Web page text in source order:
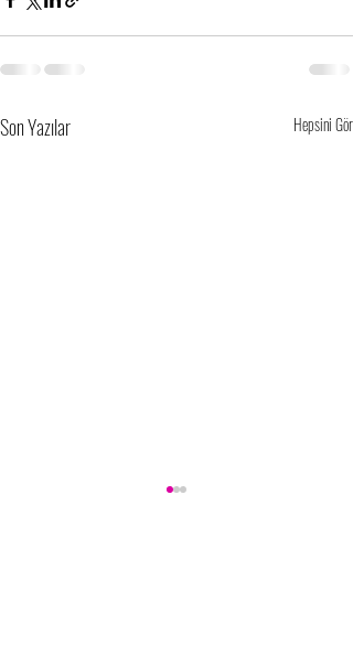
Son Yazılar Hepsini Gör